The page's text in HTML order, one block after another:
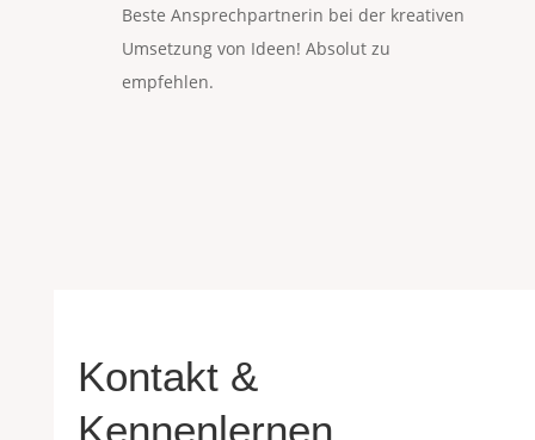
Beste Ansprechpartnerin bei der kreativen
Umsetzung von Ideen! Absolut zu
empfehlen.
Kontakt &
Kennenlernen